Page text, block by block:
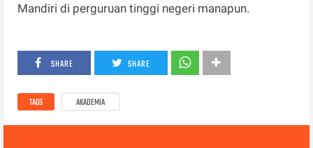
Mandiri di perguruan tinggi negeri manapun.
SHARE SHARE
TAGS AKADEMIA